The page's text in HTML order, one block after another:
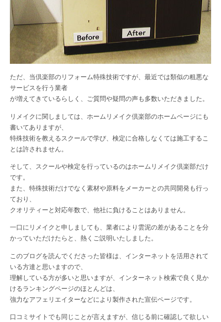
ただ、当倶楽部のリフォーム特殊技術ですが、最近では類似の粗悪な
サービスを行う業者
が増えてきているらしく、ご質問や疑問の声も多数いただきました。
リメイクに関しましては、ホームリメイク倶楽部のホームページにも
書いてありますが、
特殊技術を教えるスクールで学び、検定に合格しなくては施工するこ
とは許されません。
そして、スクールや検定を行っているのはホームリメイク倶楽部だけ
です。
また、特殊技術だけでなく素材や原料をメーカーとの共同開発も行っ
ており、
クオリティーと対応年数で、他社に負けることはありません。
一口にリメイクと申しましても、業者により雲泥の差があることを分
かっていただけたらと、熱くご説明いたしました。
このブログを読んでくださった皆様は、インターネットを活用されて
いる方達と思いますので、
理解している方が多いと思いますが、インターネット検索で良く見か
けるランキングページのほとんどは、
強力なアフェリエイターなどにより製作された宣伝ページです。
口コミサイトでも同じことが言えますが、信じる前に確認して欲しい